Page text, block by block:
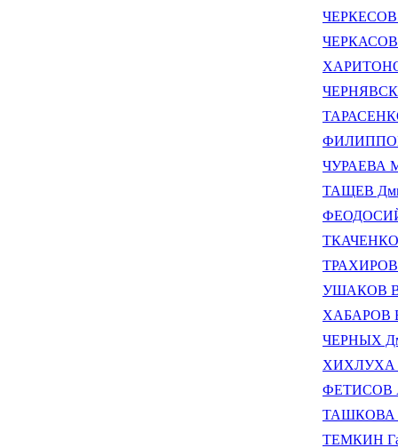
ЧЕРКЕСОВ
ЧЕРКАСОВ
ЧУРАЕВА
ТАЩЕВ
ФЕОДОСИЙ
ТКАЧЕНКО
ТРАХИРОВ
УШАКОВ
ХАБАРОВ
ЧЕРНЫХ
ХИХЛУХА
ФЕТИСОВ
ТАШКОВА
ТЕМКИН